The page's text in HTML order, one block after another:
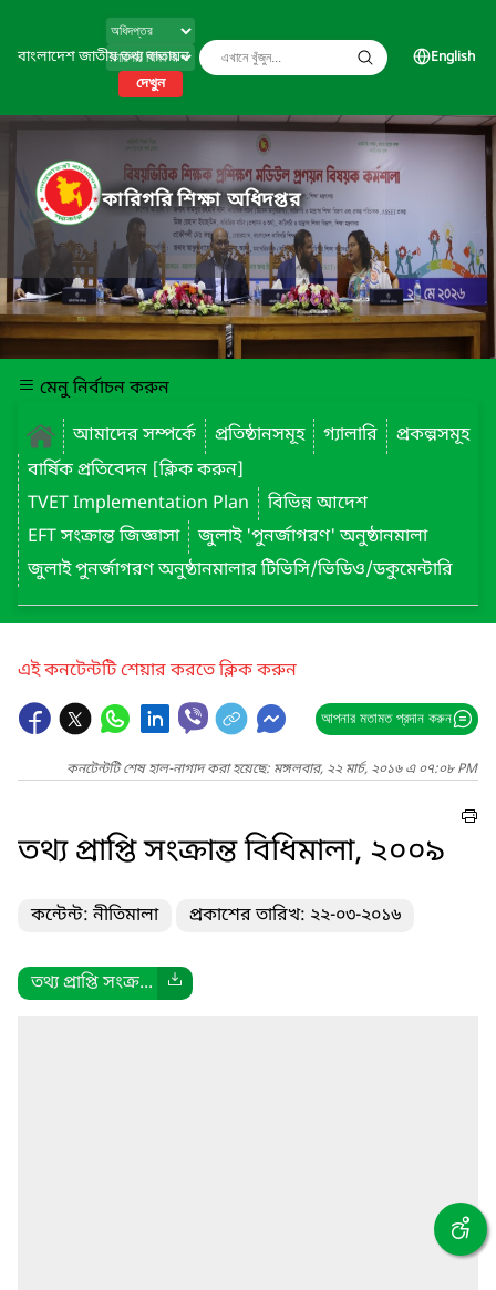
বাংলাদেশ জাতীয় তথ্য বাতায়ন
দেখুন
English
কারিগরি শিক্ষা অধিদপ্তর
মেনু নির্বাচন করুন
আমাদের সম্পর্কে
প্রতিষ্ঠানসমূহ গ্যালারি
প্রকল্পসমূহ
বার্ষিক প্রতিবেদন [ক্লিক করুন]
TVET Implementation Plan
বিভিন্ন আদেশ
EFT সংক্রান্ত জিজ্ঞাসা
জুলাই 'পুনর্জাগরণ' অনুষ্ঠানমালা
জুলাই পুনর্জাগরণ অনুষ্ঠানমালার টিভিসি/ভিডিও/ডকুমেন্টারি
এই কনটেন্টটি শেয়ার করতে ক্লিক করুন
আপনার মতামত প্রদান করুন
কনটেন্টটি শেষ হাল-নাগাদ করা হয়েছে: মঙ্গলবার, ২২ মার্চ, ২০১৬ এ ০৭:০৮ PM
তথ্য প্রাপ্তি সংক্রান্ত বিধিমালা, ২০০৯
কন্টেন্ট: নীতিমালা প্রকাশের তারিখ: ২২-০৩-২০১৬
তথ্য প্রাপ্তি সংক্র...